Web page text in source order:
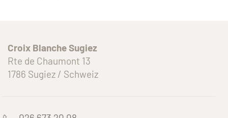
Croix Blanche Sugiez
Rte de Chaumont 13
1786 Sugiez / Schweiz